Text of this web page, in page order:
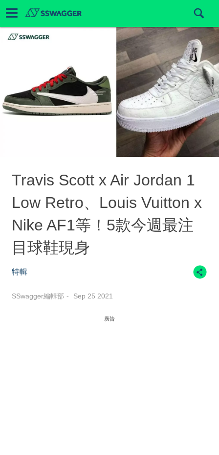
Travis Scott x Air Jordan 1
Low Retro、Louis Vuitton x
Nike AF1等！5款今週最注
目球鞋現身
特輯
SSwagger編輯部 Sep 25 2021
廣告